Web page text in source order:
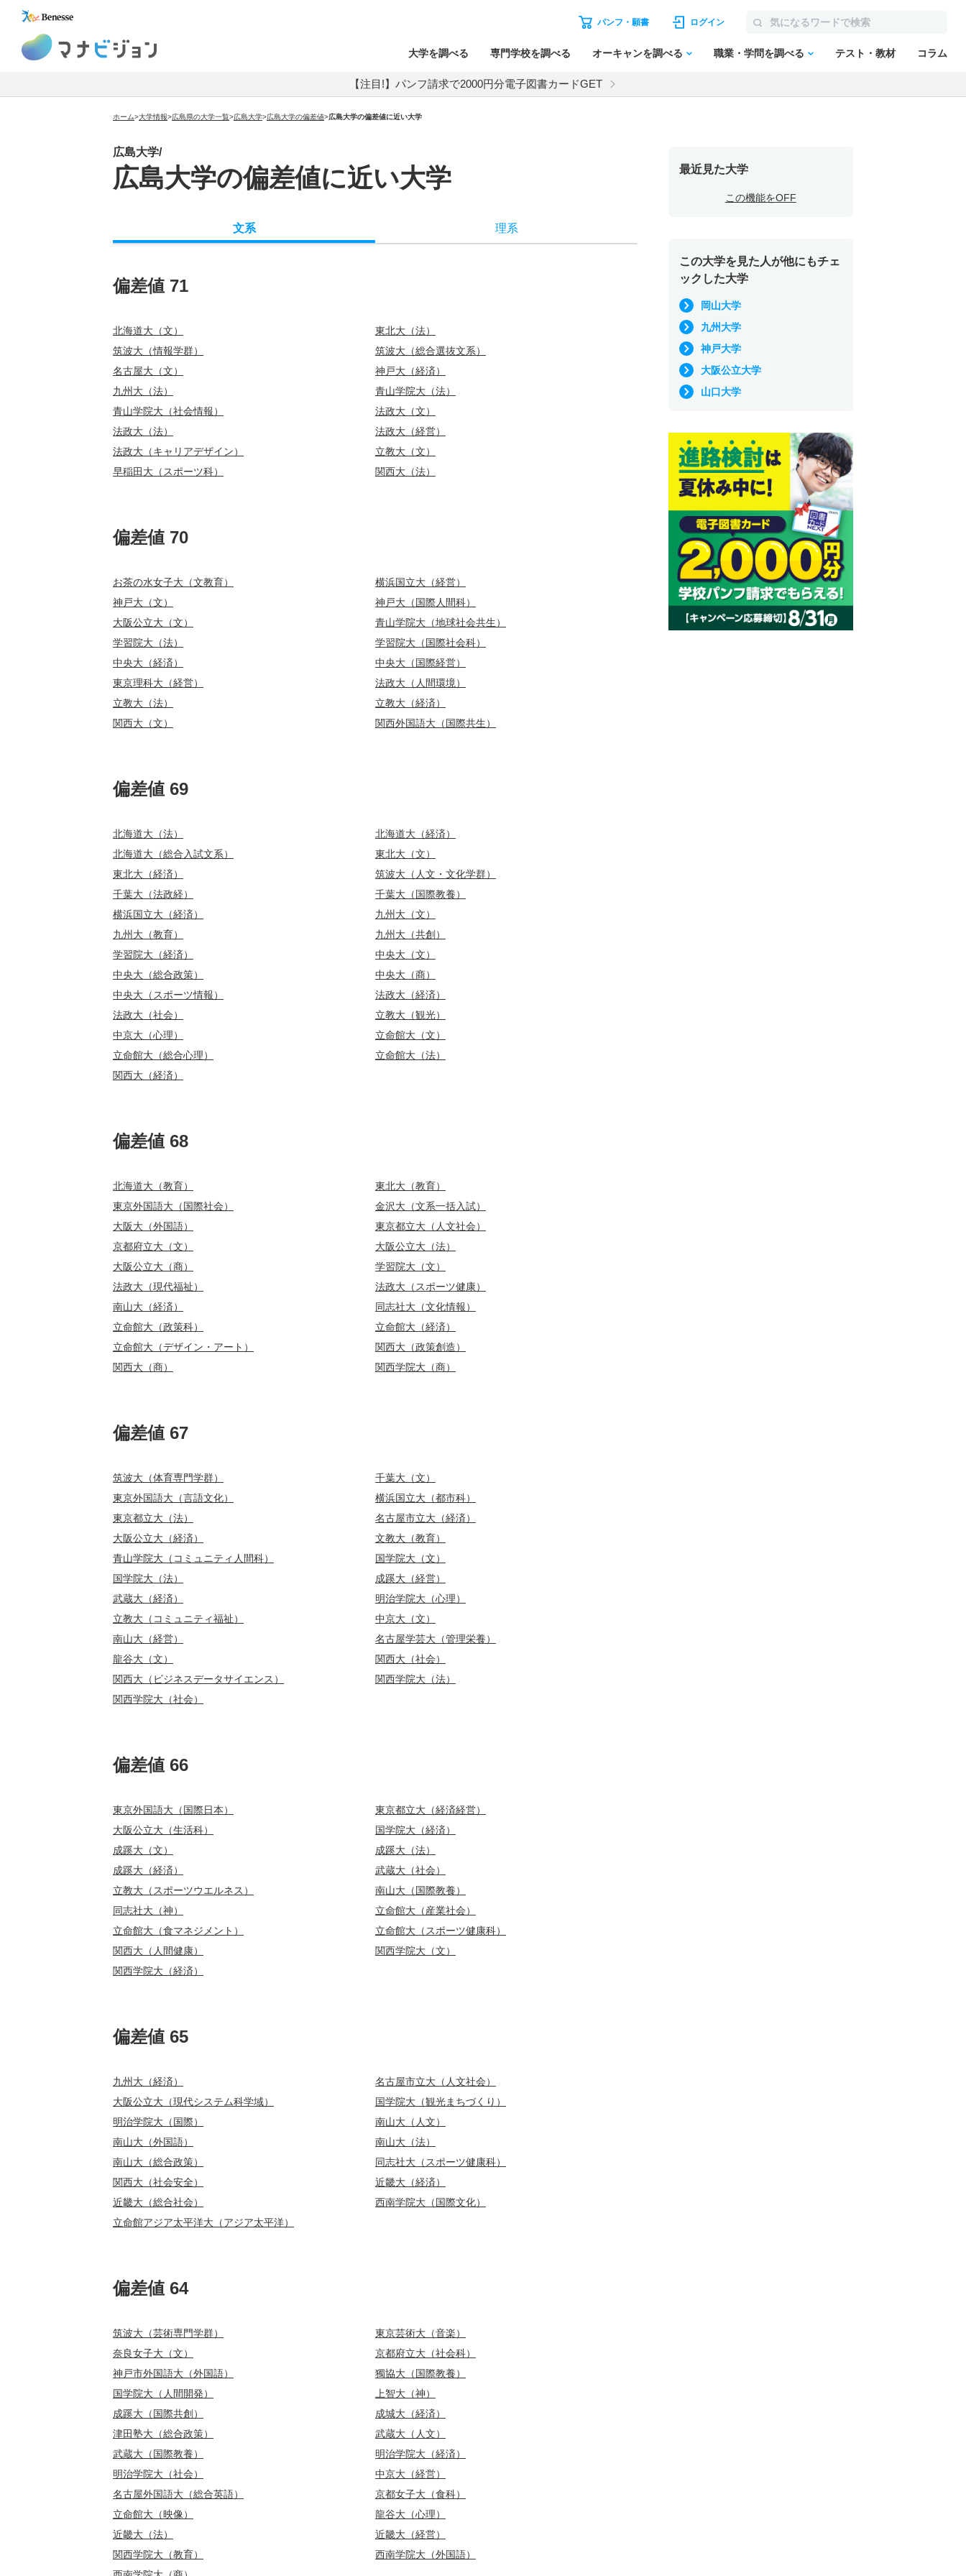
パンフ・願書 ログイン
大学を調べる 専門学校を調べる オーキャンを調べる 職業・学問を調べる テスト・教材 コラム
【注目!】パンフ請求で2000円分電子図書カードGET
ホーム>大学情報>広島県の大学一覧>広島大学>広島大学の偏差値>広島大学の偏差値に近い大学
広島大学/
広島大学の偏差値に近い大学
文系 理系
偏差値 71
北海道大（文）
東北大（法）
筑波大（情報学群）
筑波大（総合選抜文系）
名古屋大（文）
神戸大（経済）
九州大（法）
青山学院大（法）
青山学院大（社会情報）
法政大（文）
法政大（法）
法政大（経営）
法政大（キャリアデザイン）
立教大（文）
早稲田大（スポーツ科）
関西大（法）
偏差値 70
お茶の水女子大（文教育）
横浜国立大（経営）
神戸大（文）
神戸大（国際人間科）
大阪公立大（文）
青山学院大（地球社会共生）
学習院大（法）
学習院大（国際社会科）
中央大（経済）
中央大（国際経営）
東京理科大（経営）
法政大（人間環境）
立教大（法）
立教大（経済）
関西大（文）
関西外国語大（国際共生）
偏差値 69
北海道大（法）
北海道大（経済）
北海道大（総合入試文系）
東北大（文）
東北大（経済）
筑波大（人文・文化学群）
千葉大（法政経）
千葉大（国際教養）
横浜国立大（経済）
九州大（文）
九州大（教育）
九州大（共創）
学習院大（経済）
中央大（文）
中央大（総合政策）
中央大（商）
中央大（スポーツ情報）
法政大（経済）
法政大（社会）
立教大（観光）
中京大（心理）
立命館大（文）
立命館大（総合心理）
立命館大（法）
関西大（経済）
偏差値 68
北海道大（教育）
東北大（教育）
東京外国語大（国際社会）
金沢大（文系一括入試）
大阪大（外国語）
東京都立大（人文社会）
京都府立大（文）
大阪公立大（法）
大阪公立大（商）
学習院大（文）
法政大（現代福祉）
法政大（スポーツ健康）
南山大（経済）
同志社大（文化情報）
立命館大（政策科）
立命館大（経済）
立命館大（デザイン・アート）
関西大（政策創造）
関西大（商）
関西学院大（商）
偏差値 67
筑波大（体育専門学群）
千葉大（文）
東京外国語大（言語文化）
横浜国立大（都市科）
東京都立大（法）
名古屋市立大（経済）
大阪公立大（経済）
文教大（教育）
青山学院大（コミュニティ人間科）
国学院大（文）
国学院大（法）
成蹊大（経営）
武蔵大（経済）
明治学院大（心理）
立教大（コミュニティ福祉）
中京大（文）
南山大（経営）
名古屋学芸大（管理栄養）
龍谷大（文）
関西大（社会）
関西大（ビジネスデータサイエンス）
関西学院大（法）
関西学院大（社会）
偏差値 66
東京外国語大（国際日本）
東京都立大（経済経営）
大阪公立大（生活科）
国学院大（経済）
成蹊大（文）
成蹊大（法）
成蹊大（経済）
武蔵大（社会）
立教大（スポーツウエルネス）
南山大（国際教養）
同志社大（神）
立命館大（産業社会）
立命館大（食マネジメント）
立命館大（スポーツ健康科）
関西大（人間健康）
関西学院大（文）
関西学院大（経済）
偏差値 65
九州大（経済）
名古屋市立大（人文社会）
大阪公立大（現代システム科学域）
国学院大（観光まちづくり）
明治学院大（国際）
南山大（人文）
南山大（外国語）
南山大（法）
南山大（総合政策）
同志社大（スポーツ健康科）
関西大（社会安全）
近畿大（経済）
近畿大（総合社会）
西南学院大（国際文化）
立命館アジア太平洋大（アジア太平洋）
偏差値 64
筑波大（芸術専門学群）
東京芸術大（音楽）
奈良女子大（文）
京都府立大（社会科）
神戸市外国語大（外国語）
獨協大（国際教養）
国学院大（人間開発）
上智大（神）
成蹊大（国際共創）
成城大（経済）
津田塾大（総合政策）
武蔵大（人文）
武蔵大（国際教養）
明治学院大（経済）
明治学院大（社会）
中京大（経営）
名古屋外国語大（総合英語）
京都女子大（食科）
立命館大（映像）
龍谷大（心理）
近畿大（法）
近畿大（経営）
関西学院大（教育）
西南学院大（外国語）
最近見た大学
この機能をOFF
この大学を見た人が他にもチェ
ックした大学
岡山大学
九州大学
神戸大学
大阪公立大学
山口大学